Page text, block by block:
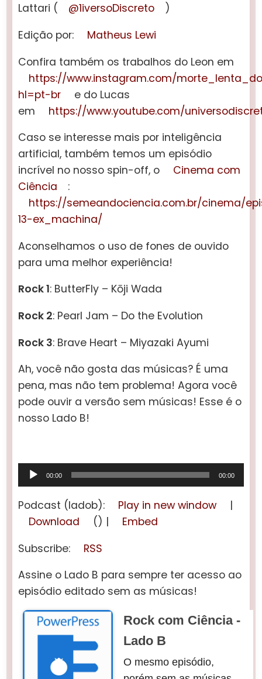
Lattari (
@1iversoDiscreto
)
Edição por:
Matheus Lewi
Confira também os trabalhos do Leon em
https://www.instagram.com/
hl=pt-br
e do Lucas
em
https://www.youtube.com/
Caso se interesse mais por inteligência
artificial, também temos um episódio
incrível no nosso spin-off, o
Cinema com
Ciência
:
https://semeandociencia.com.br/cinema/
13-ex_machina/
Aconselhamos o uso de fones de ouvido
para uma melhor experiência!
Rock 1: ButterFly – Kōji Wada
Rock 2: Pearl Jam – Do the Evolution
Rock 3: Brave Heart – Miyazaki Ayumi
Ah, você não gosta das músicas? É uma
pena, mas não tem problema! Agora você
pode ouvir a versão sem músicas! Esse é o
nosso Lado B!
Tocador
de
áudio
00:00 00:00
Podcast (ladob): Play in new window
|
Download
() |
Embed
Subscribe:
RSS
Assine o Lado B para sempre ter acesso ao
episódio editado sem as músicas!
Rock com Ciência -
Lado B
O mesmo episódio,